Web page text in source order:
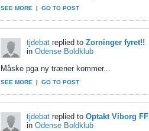
SEE MORE GO TO POST
tjdebat replied to Zorninger fyret!!
in Odense Boldklub
Måske pga ny træner kommer...
SEE MORE GO TO POST
tjdebat replied to Optakt Viborg
in Odense Boldklub